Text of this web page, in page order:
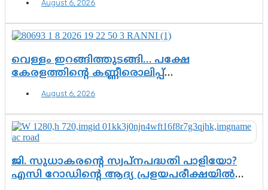
August 6, 2026
വെള്ളം ഇറങ്ങിത്തുടങ്ങി… പക്ഷേ
കേരളത്തിന്റെ കണ്ണീരൊലിപ്പ്
August 6, 2026
ജി. സുധാകരന്റെ സ്വപ്നപദ്ധതി പാളിയോ?
എസി റോഡിന്റെ ആദ്യ പ്രളയപരീക്ഷയിൽ